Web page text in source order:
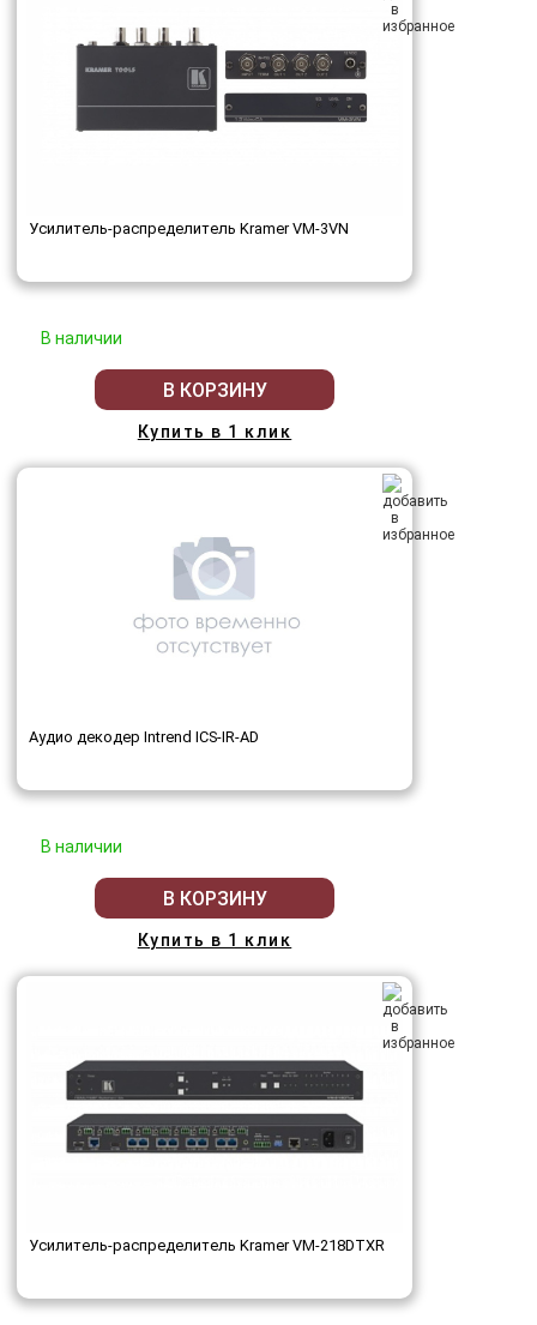
Усилитель-распределитель Kramer VM-3VN
В наличии
В КОРЗИНУ
Купить в 1 клик
Аудио декодер Intrend ICS-IR-AD
В наличии
В КОРЗИНУ
Купить в 1 клик
Усилитель-распределитель Kramer VM-218DTXR